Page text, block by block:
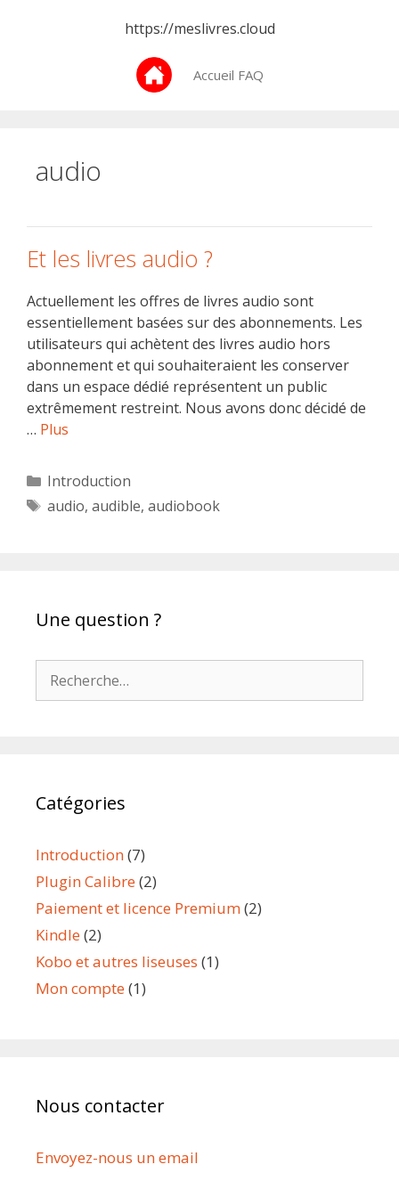
https://meslivres.cloud
Accueil FAQ
audio
Et les livres audio ?
Actuellement les offres de livres audio sont
essentiellement basées sur des abonnements. Les
utilisateurs qui achètent des livres audio hors
abonnement et qui souhaiteraient les conserver
dans un espace dédié représentent un public
extrêmement restreint. Nous avons donc décidé de
… Plus
Catégories
Introduction
Étiquettes
audio, audible, audiobook
Une question ?
Rechercher :
Catégories
Introduction(7)
Plugin Calibre(2)
Paiement et licence Premium(2)
Kindle(2)
Kobo et autres liseuses (1)
Mon compte(1)
Nous contacter
Envoyez-nous un email